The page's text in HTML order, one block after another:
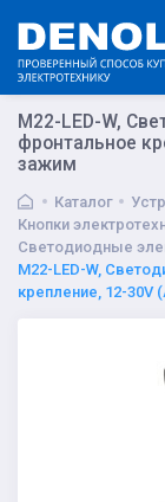
M22-LED-W,
фронтальное
зажим
Каталог
Кнопки
Светодиодные
M22-LED-W,
крепление, 12-30V